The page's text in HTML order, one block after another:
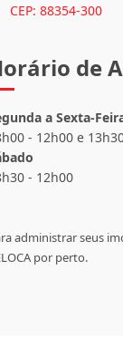
CEP: 88354-300
de
a Sexta-
- 12h00 e
- 12h00
administrar seus
por perto.